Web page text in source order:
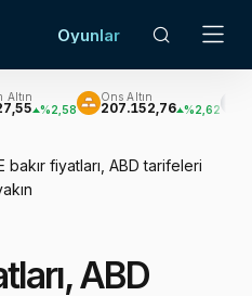
Oyunlar
Ons Altın
207.152,76 %2,62 3.033,47
bakır fiyatları, ABD tarifeleri
ABD